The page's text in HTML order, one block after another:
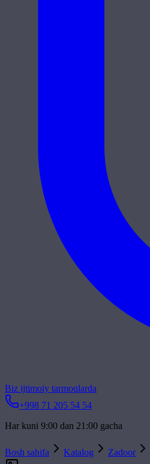
Biz ijtimoiy tarmoqlarda
+998 71 205 54 54
Har kuni 9:00 dan 21:00 gacha
Bosh sahifa Katalog Zadoor